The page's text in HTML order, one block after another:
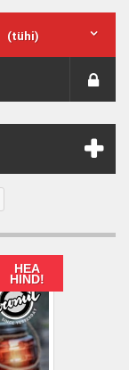
(tühi)
HEA
HIND!